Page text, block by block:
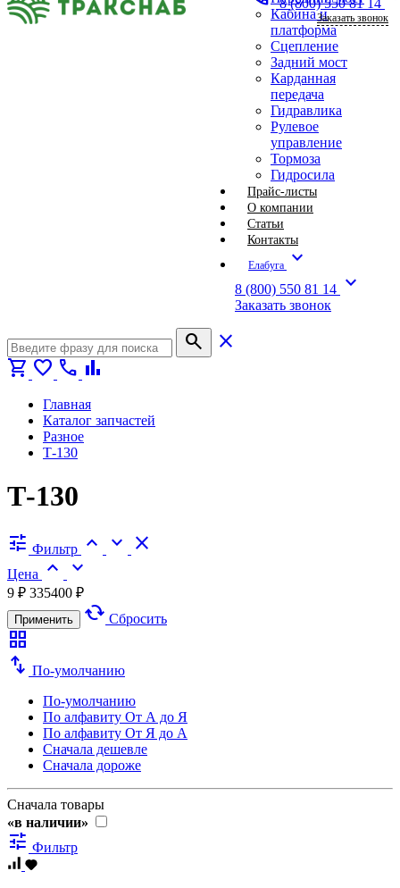
Кабина и
платформа
Сцепление
Задний мост
Карданная
передача
Гидравлика
Рулевое
управление
Тормоза
Гидросила
Прайс-листы
О компании
Статьи
Контакты
Елабуга expand_more
8 (800) 550 81 14 expand_more
Заказать звонок
Заказать звонок
search
close
shopping_cart favorite call bar_chart
Главная
Каталог запчастей
Разное
Т-130
Т-130
tune Фильтр expand_less expand_more close
Цена expand_less expand_more
9 ₽ 335400 ₽
Применить cached Сбросить
grid_view
swap_vert По-умолчанию
По-умолчанию
По алфавиту От А до Я
По алфавиту От Я до А
Сначала дешевле
Сначала дороже
Сначала товары
«в наличии»
tune Фильтр